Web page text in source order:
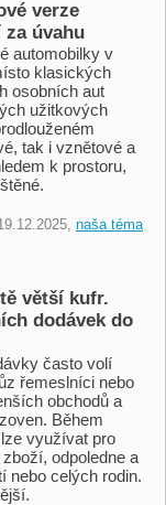
verze
úvahu
automobilky v
klasických
osobních aut
užitkových
tak i vznětové a
k prostoru,
naša téma
větší kufr.
dodávek do
často volí
řemeslníci nebo
obchodů a
Během
využívat pro
odpoledne a
nebo celých rodin.